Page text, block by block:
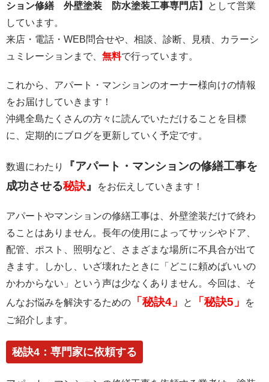
ション修繕 外壁塗装 防水塗装工事専門店】
として営業
しています。
来店・電話・ WEB問合せや、相談、診断、見積、カラーシ
ュミレーションまで、 無料で行っています。
これから、アパート・マンションのオーナー様向けの情報
をお届けしていきます！
沖縄全島たくさんの方々に読んでいただけることを目標
に、定期的にブログを更新していく予定です。
数週にわたり
『アパート・マンションの修繕工事を
成功させる秘訣』 をお伝えしていきます！
アパートやマンションの修繕工事は、外壁塗装だけで終わ
ることはありません。長年の使用によってサッシやドア、
配管、ポスト、照明など、さまざまな場所に不具合が出て
きます。しかし、いざ壊れたときに「どこに頼めばいいの
かわからない」という声は少なくありません。今回は、そ
んなお悩みを解決するための
「秘訣4」 と 「秘訣5」
を
ご紹介します。
秘訣4：専門家に依頼する